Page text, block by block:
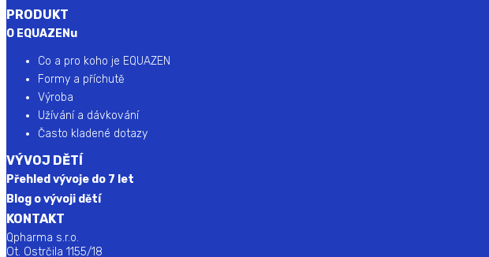
PRODUKT
O EQUAZENu
Co a pro koho je EQUAZEN
Formy a příchutě
Výroba
Užívání a dávkování
Často kladené dotazy
VÝVOJ DĚTÍ
Přehled vývoje do 7 let
Blog o vývoji dětí
KONTAKT
Qpharma s.r.o.
Ot. Ostrčila 1155/18